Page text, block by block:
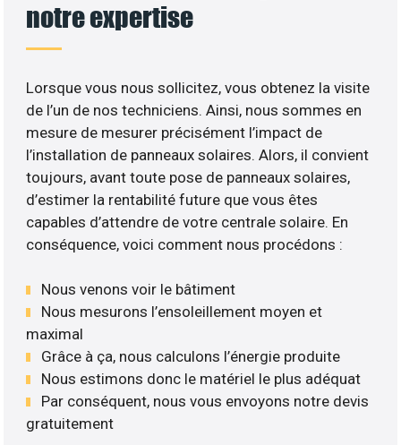
notre expertise
Lorsque vous nous sollicitez, vous obtenez la visite
de l’un de nos techniciens. Ainsi, nous sommes en
mesure de mesurer précisément l’impact de
l’installation de panneaux solaires. Alors, il convient
toujours, avant toute pose de panneaux solaires,
d’estimer la rentabilité future que vous êtes
capables d’attendre de votre centrale solaire. En
conséquence, voici comment nous procédons :
Nous venons voir le bâtiment
Nous mesurons l’ensoleillement moyen et
maximal
Grâce à ça, nous calculons l’énergie produite
Nous estimons donc le matériel le plus adéquat
Par conséquent, nous vous envoyons notre devis
gratuitement